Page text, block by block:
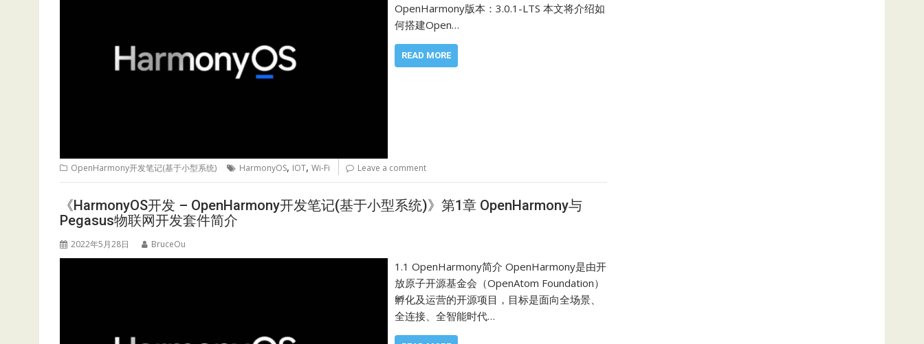
OpenHarmony版本：3.0.1-LTS 本文将介绍如
何搭建Open…
READ MORE
OpenHarmony开发笔记(基于小型系统) HarmonyOS, IOT, Wi-Fi Leave a comment
《HarmonyOS开发 – OpenHarmony开发笔记(基于小型系统)》第1章 OpenHarmony与
Pegasus物联网开发套件简介
2022年5月28日 BruceOu
1.1 OpenHarmony简介 OpenHarmony是由开
放原子开源基金会（OpenAtom Foundation）
孵化及运营的开源项目，目标是面向全场景、
全连接、全智能时代…